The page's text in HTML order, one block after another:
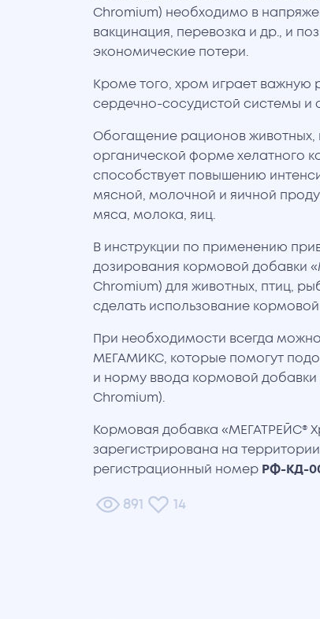
Chromium) необходимо в
вакцинация, перевозка и др., и
экономические потери.
Кроме того, хром играет важную
сердечно-сосудистой системы и
Обогащение рационов
органической форме хелатного
способствует повышению
мясной, молочной и яичной
мяса, молока, яиц.
В инструкции по применению
дозирования кормовой добавки
Chromium) для животных, птиц,
сделать использование
При необходимости всегда
МЕГАМИКС, которые помогут
и норму ввода кормовой добавки
Chromium).
Кормовая добавка «МЕГАТРЕЙС®
зарегистрирована на
регистрационный номер РФ-КД-
891 14